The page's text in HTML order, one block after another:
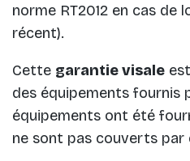
norme RT2012 en cas de
récent).
Cette garantie visale
des équipements fournis
équipements ont été
ne sont pas couverts